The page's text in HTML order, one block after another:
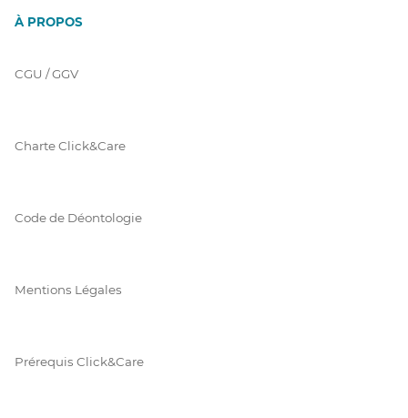
À PROPOS
CGU / GGV
Charte Click&Care
Code de Déontologie
Mentions Légales
Prérequis Click&Care